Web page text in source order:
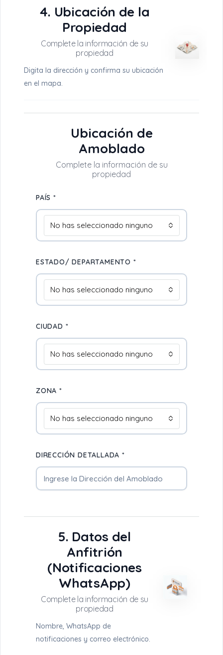
4. Ubicación de la
Propiedad
Digita la dirección y confirma su ubicación
en el mapa.
Ubicación de
Amoblado
DIRECCIÓN DETALLADA *
PAÍS *
No has seleccionado ninguno
ESTADO/ DEPARTAMENTO *
No has seleccionado ninguno
CIUDAD *
No has seleccionado ninguno
ZONA *
No has seleccionado ninguno
5. Datos del
Anfitrión
(Notificaciones
WhatsApp)
Nombre, WhatsApp de
notificaciones y correo electrónico.